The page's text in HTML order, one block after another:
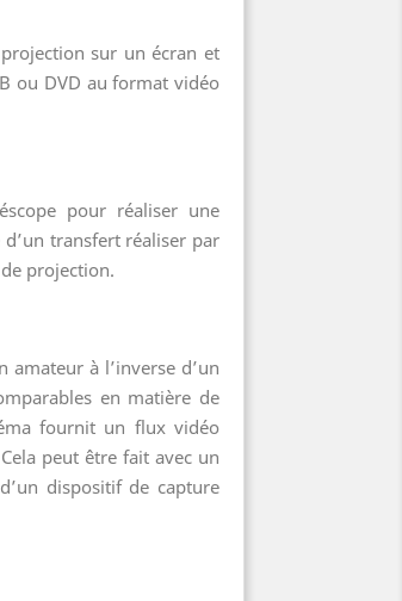
sur un écran et
ou DVD au format vidéo
pour réaliser une
transfert réaliser par
projection.
à l’inverse d’un
en matière de
fournit un flux vidéo
peut être fait avec un
dispositif de capture